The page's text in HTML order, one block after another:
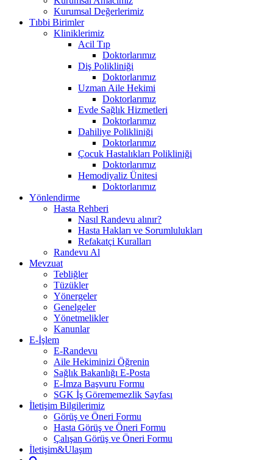
Kurumsal Değerlerimiz
Tıbbi Birimler
Kliniklerimiz
Acil Tıp
Doktorlarımız
Diş Polikliniği
Doktorlarımız
Uzman Aile Hekimi
Doktorlarımız
Evde Sağlık Hizmetleri
Doktorlarımız
Dahiliye Polikliniği
Doktorlarımız
Çocuk Hastalıkları Polikliniği
Doktorlarımız
Hemodiyaliz Ünitesi
Doktorlarımız
Yönlendirme
Hasta Rehberi
Nasıl Randevu alınır?
Hasta Hakları ve Sorumlulukları
Refakatçi Kuralları
Randevu Al
Mevzuat
Tebliğler
Tüzükler
Yönergeler
Genelgeler
Yönetmelikler
Kanunlar
E-İşlem
E-Randevu
Aile Hekiminizi Öğrenin
Sağlık Bakanlığı E-Posta
E-İmza Başvuru Formu
SGK İş Görememezlik Sayfası
İletişim Bilgilerimiz
Görüş ve Öneri Formu
Hasta Görüş ve Öneri Formu
Çalışan Görüş ve Öneri Formu
İletişim&Ulaşım